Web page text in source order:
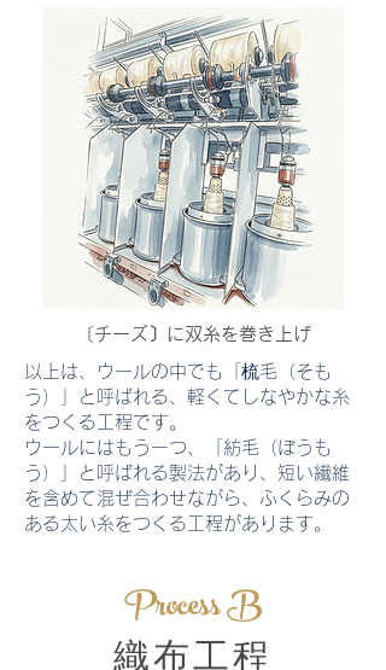
〔チーズ〕に双糸を巻き上げ
以上は、ウールの中でも「梳毛（そも
う）」と呼ばれる、軽くてしなやかな糸
をつくる工程です。
ウールにはもう一つ、「紡毛（ぼうも
う）」と呼ばれる製法があり、短い繊維
を含めて混ぜ合わせながら、ふくらみの
ある太い糸をつくる工程があります。
Process B
織布工程